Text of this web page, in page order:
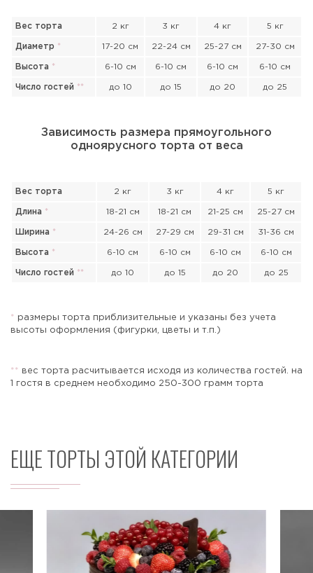
Вес торта 2 кг 3 кг 4 кг 5 кг
Диаметр * 17-20 см 22-24 см 25-27 см 27-30 см
Высота * 6-10 см 6-10 см 6-10 см 6-10 см
Число гостей ** до 10 до 15 до 20 до 25
Зависимость размера прямоугольного
одноярусного торта от веса
Вес торта 2 кг 3 кг 4 кг 5 кг
Длина * 18-21 см 18-21 см 21-25 см 25-27 см
Ширина * 24-26 см 27-29 см 29-31 см 31-36 см
Высота * 6-10 см 6-10 см 6-10 см 6-10 см
Число гостей ** до 10 до 15 до 20 до 25
*
размеры торта приблизительные и указаны без учета
высоты оформления (фигурки, цветы и т.п.)
* *
вес торта расчитывается исходя из количества гостей. на
1 гостя в среднем необходимо 250-300 грамм торта
ЕЩЕ ТОРТЫ ЭТОЙ КАТЕГОРИИ
Прикрепить файл или фото
Отправить